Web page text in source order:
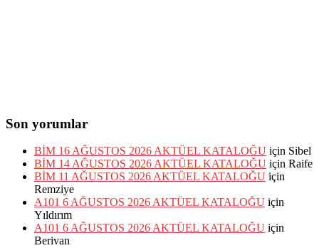
Son yorumlar
BİM 16 AĞUSTOS 2026 AKTÜEL KATALOĞU için Sibel
BİM 14 AĞUSTOS 2026 AKTÜEL KATALOĞU için Raife
BİM 11 AĞUSTOS 2026 AKTÜEL KATALOĞU için
Remziye
A101 6 AĞUSTOS 2026 AKTÜEL KATALOĞU için
Yıldırım
A101 6 AĞUSTOS 2026 AKTÜEL KATALOĞU için
Berivan